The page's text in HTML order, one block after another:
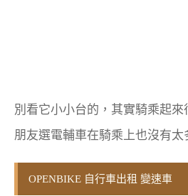
別看它小小台的，其實騎乘起來
朋友選電輔車在騎乘上也沒有太
OPENBIKE 自行車出租 變速車